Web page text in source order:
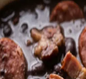
ehk feijoada
maitsetega
rikkaliku ja
lihasõbrale. Roa
mis imevad
ja pehme